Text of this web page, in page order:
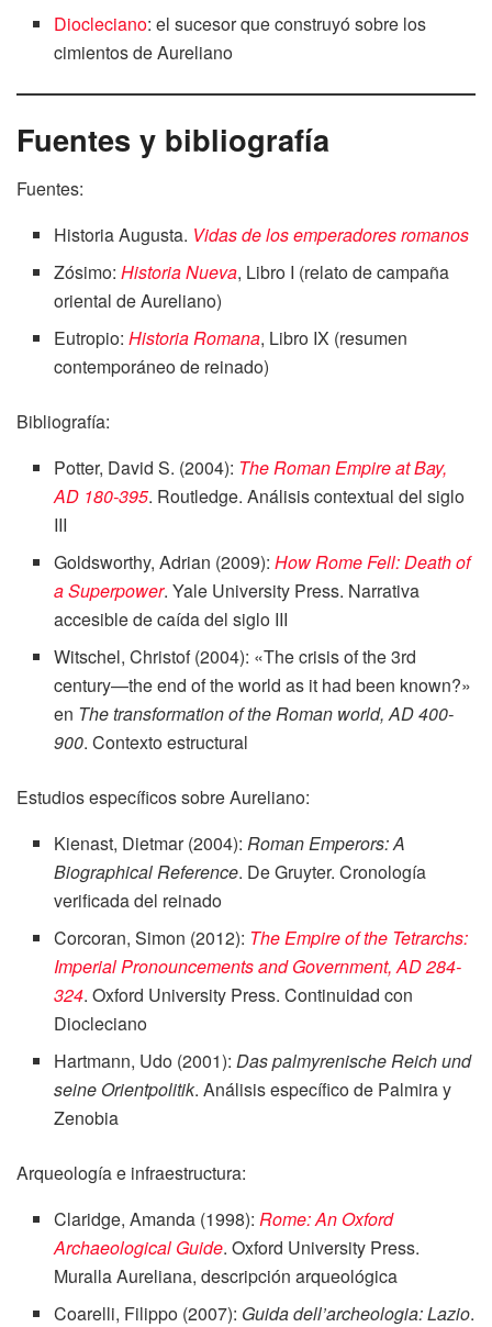
Diocleciano: el sucesor que construyó sobre los
cimientos de Aureliano
Fuentes y bibliografía
Fuentes:
Historia Augusta. Vidas de los emperadores romanos
Zósimo:Historia Nueva, Libro I (relato de campaña
oriental de Aureliano)
Eutropio:Historia Romana, Libro IX (resumen
contemporáneo de reinado)
Bibliografía:
Potter, David S. (2004): The Roman Empire at Bay,
AD 180-395. Routledge. Análisis contextual del siglo
III
Goldsworthy, Adrian (2009):How Rome Fell: Death of
a Superpower. Yale University Press. Narrativa
accesible de caída del siglo III
Witschel, Christof (2004): «The crisis of the 3rd
century—the end of the world as it had been known?»
en The transformation of the Roman world, AD 400-
900. Contexto estructural
Estudios específicos sobre Aureliano:
Kienast, Dietmar (2004):Roman Emperors: A
Biographical Reference. De Gruyter. Cronología
verificada del reinado
Corcoran, Simon (2012): The Empire of the Tetrarchs:
Imperial Pronouncements and Government, AD 284-
324. Oxford University Press. Continuidad con
Diocleciano
Hartmann, Udo (2001):Das palmyrenische Reich und
seine Orientpolitik. Análisis específico de Palmira y
Zenobia
Arqueología e infraestructura:
Claridge, Amanda (1998):Rome: An Oxford
Archaeological Guide. Oxford University Press.
Muralla Aureliana, descripción arqueológica
Coarelli, Filippo (2007): Guida dell’archeologia: Lazio.